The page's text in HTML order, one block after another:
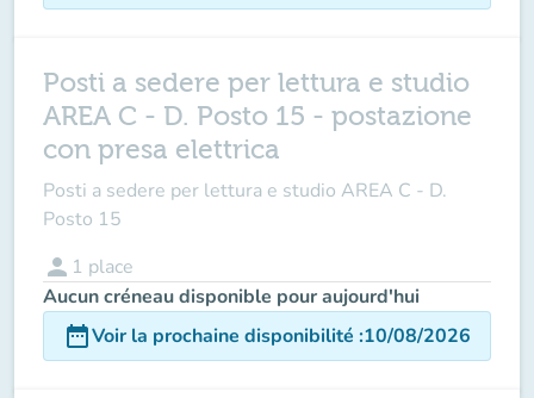
Posti a sedere per lettura e studio
AREA C - D. Posto 15 - postazione
con presa elettrica
Posti a sedere per lettura e studio AREA C - D.
Posto 15
person 1 place
Aucun créneau disponible pour aujourd'hui
date_rangeVoir la prochaine disponibilité :10/08/2026